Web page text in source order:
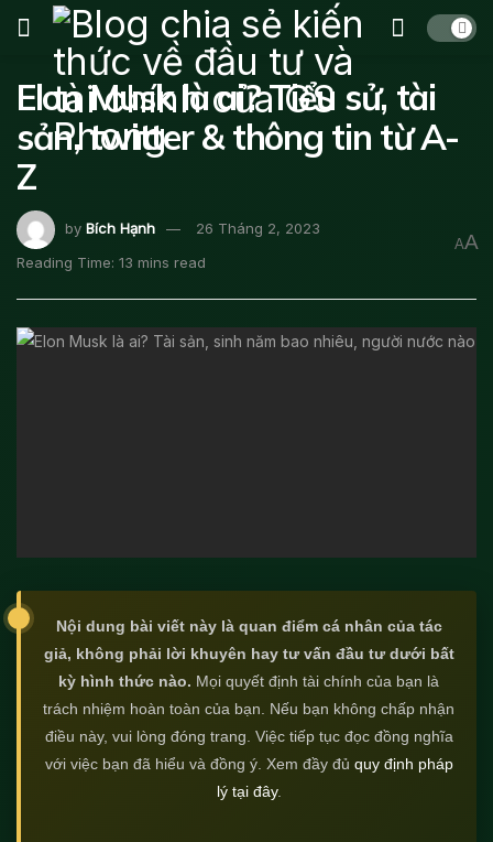
Elon Musk là ai? Tiểu sử, tài
sản, twitter & thông tin từ A-
Z
by Bích Hạnh
26 Tháng 2, 2023
Reading Time: 13 mins read
AA
Nội dung bài viết này là quan điểm cá nhân của tác
giả, không phải lời khuyên hay tư vấn đầu tư dưới bất
kỳ hình thức nào. Mọi quyết định tài chính của bạn là
trách nhiệm hoàn toàn của bạn. Nếu bạn không chấp nhận
điều này, vui lòng đóng trang. Việc tiếp tục đọc đồng nghĩa
với việc bạn đã hiểu và đồng ý. Xem đầy đủ quy định pháp
lý tại đây.